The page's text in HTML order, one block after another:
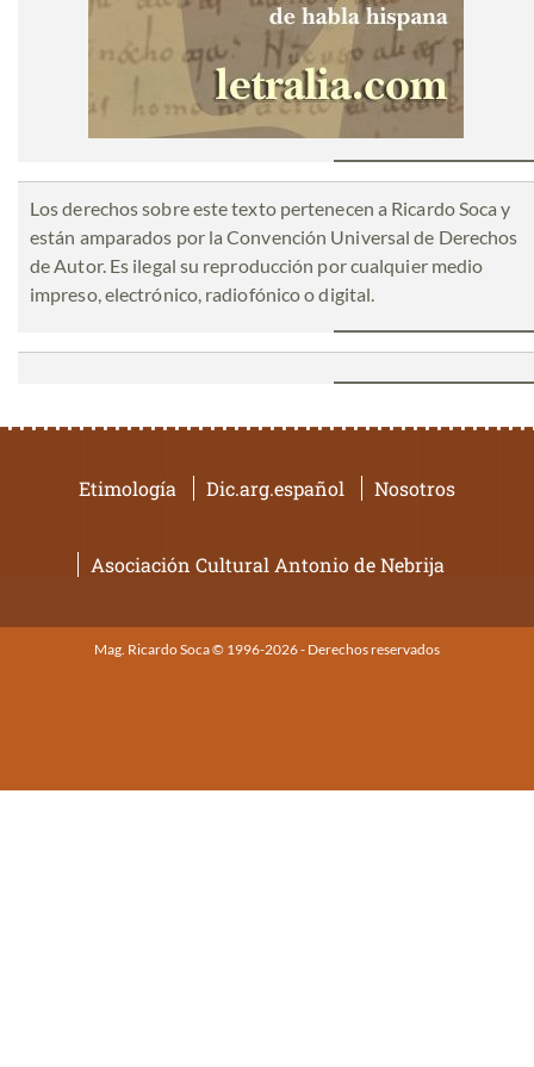
Los derechos sobre este texto pertenecen a Ricardo Soca y
están amparados por la Convención Universal de Derechos
de Autor. Es ilegal su reproducción por cualquier medio
impreso, electrónico, radiofónico o digital.
Etimología Dic.arg.español Nosotros
Asociación Cultural Antonio de Nebrija
Mag. Ricardo Soca © 1996-2026 - Derechos reservados